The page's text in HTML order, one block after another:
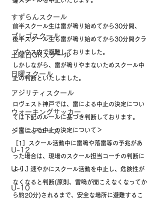
すずらんスクール
プレゴスクール
土曜日GKスクール
日曜スクール
アジリティスクール
ウォーキングサッカー
ジュニアユース
U-12
U-11
U-10
前半スクール生は雷が鳴り始めてから30分間、
後半スクール生も雷が鳴り始めてから30分間クラ
ブハウス内で避難しておりました。
しかしながら、雷が鳴りやまないためスクール中
止の判断といたしました。
ロヴェスト神戸では、雷による中止の決定につい
ては下記のルールに基づき判断しております。
＜雷による中止の決定について＞
［1］スクール活動中に雷鳴や落雷等の予兆があ
った場合は、現場のスクール担当コーチの判断に
より、速やかにスクール活動を中止し、危険性が
なくなると判断(原則、雷鳴が聞こえなくなってか
ら約20分)されるまで、安全な場所に避難するこ